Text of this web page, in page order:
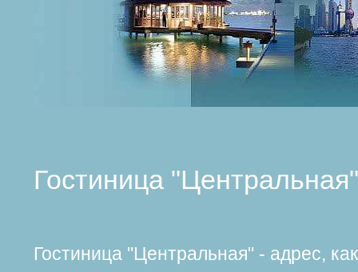
Гостиница
Гостиница "Центральная" - адрес,